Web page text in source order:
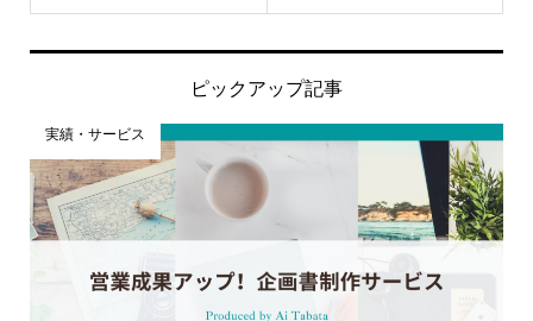
ピックアップ記事
実績・サービス